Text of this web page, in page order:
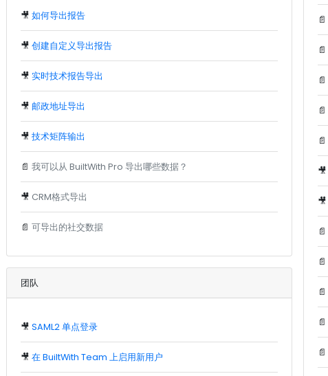
🎥如何导出报告
🎥创建自定义导出报告
🎥实时技术报告导出
🎥邮政地址导出
🎥技术矩阵输出
📄我可以从 BuiltWith Pro 导出哪些数据？
🎥 CRM格式导出
📄可导出的社交数据
团队
🎥SAML2 单点登录
🎥在 BuiltWith Team 上启用新用户
📄
📄
📄
📄
📄
🎥
🎥
📄
📄
📄
📄
📄